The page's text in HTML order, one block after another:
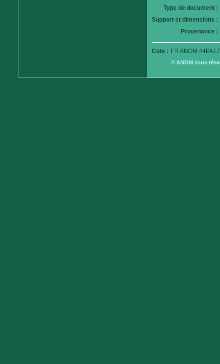
Type de document :
Support et dimensions :
Provenance :
Cote : FR ANOM
© ANOM sous